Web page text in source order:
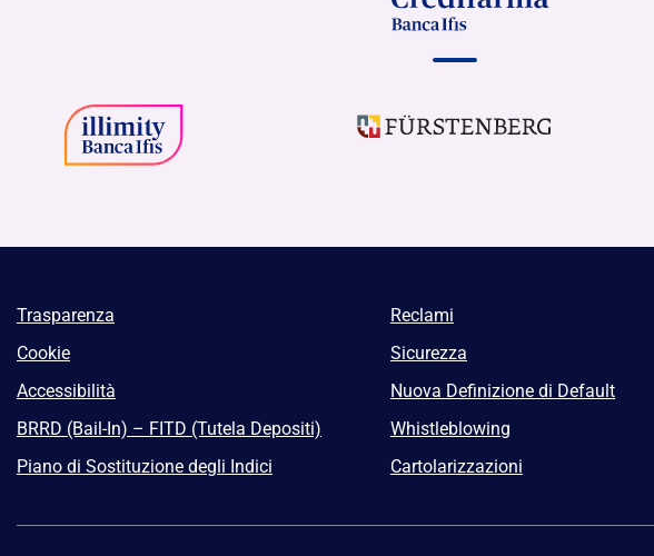
Trasparenza Reclami
Cookie
Sicurezza
Accessibilità
Nuova Definizione di Default
BRRD (Bail-In) – FITD (Tutela Depositi)
Whistleblowing
Piano di Sostituzione degli Indici
Cartolarizzazioni